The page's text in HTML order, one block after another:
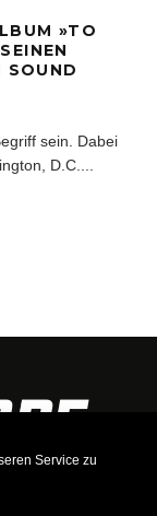
Service zu
»TO
SOUND
sein. Dabei
D.C.